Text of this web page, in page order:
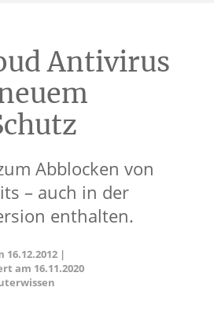
Antivirus
Abblocken von
– auch in der
enthalten.
16.12.2012 |
am 16.11.2020